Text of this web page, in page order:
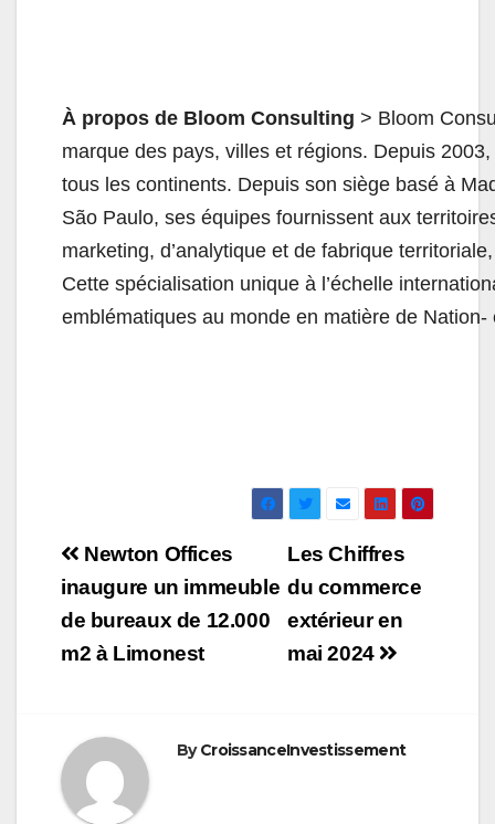
À propos de Bloom Consulting > Bloom
marque des pays, villes et régions. Depuis
tous les continents. Depuis son siège basé à
São Paulo, ses équipes fournissent aux
marketing, d’analytique et de fabrique
Cette spécialisation unique à l’échelle
emblématiques au monde en matière de
Navigation
de
l’article
Les Chiffres
du commerce
extérieur en
mai 2024
Newton Offices
inaugure un immeuble
de bureaux de 12.000
m2 à Limonest
ByCroissanceInvestissement